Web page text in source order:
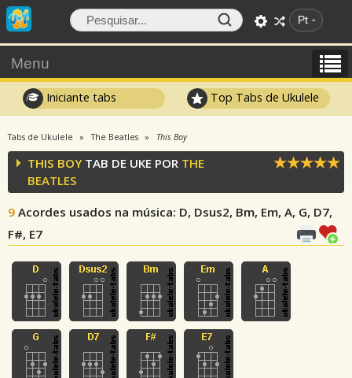
Pt
Menu
Iniciante tabs Top Tabs de Ukulele
Tabs de Ukulele The Beatles This Boy
THIS BOYTAB DE UKE POR THE
BEATLES
9 Acordes usados na música: D, Dsus2, Bm, Em, A, G, D7,
F#, E7